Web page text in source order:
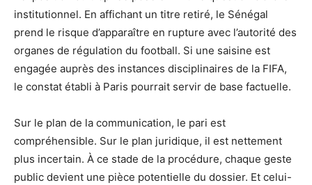
institutionnel. En affichant un titre retiré, le Sénégal
prend le risque d’apparaître en rupture avec l’autorité des
organes de régulation du football. Si une saisine est
engagée auprès des instances disciplinaires de la FIFA,
le constat établi à Paris pourrait servir de base factuelle.
Sur le plan de la communication, le pari est
compréhensible. Sur le plan juridique, il est nettement
plus incertain. À ce stade de la procédure, chaque geste
public devient une pièce potentielle du dossier. Et celui-